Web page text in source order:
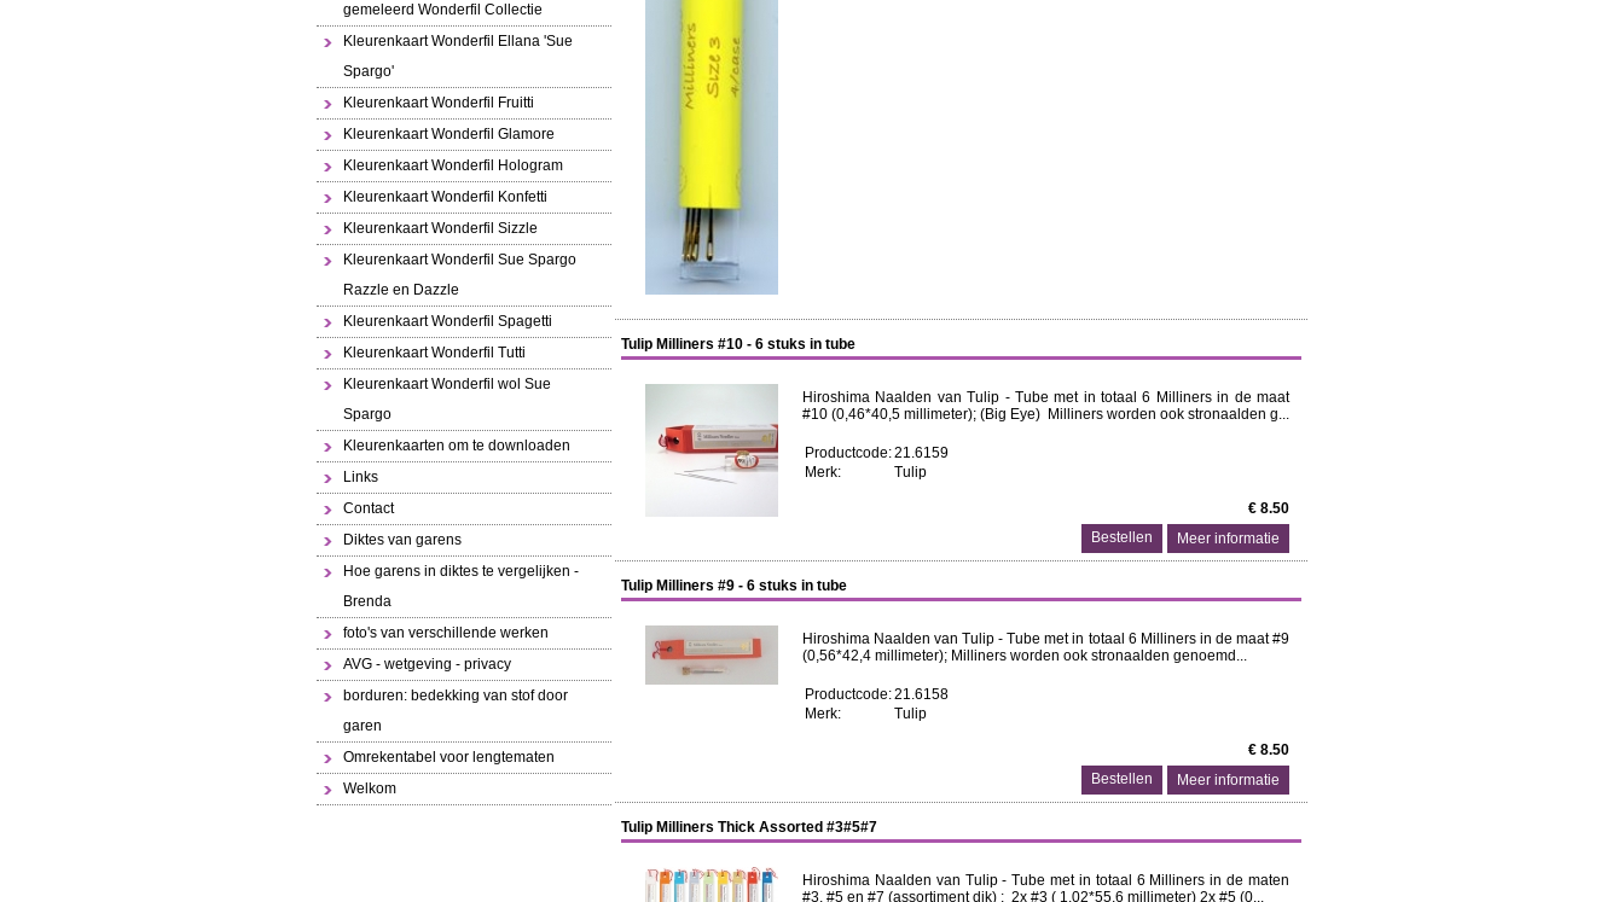
gemeleerd Wonderfil Collectie
Kleurenkaart Wonderfil Ellana 'Sue
Spargo'
Kleurenkaart Wonderfil Fruitti
Kleurenkaart Wonderfil Glamore
Kleurenkaart Wonderfil Hologram
Kleurenkaart Wonderfil Konfetti
Kleurenkaart Wonderfil Sizzle
Kleurenkaart Wonderfil Sue Spargo
Razzle en Dazzle
Kleurenkaart Wonderfil Spagetti
Kleurenkaart Wonderfil Tutti
Kleurenkaart Wonderfil wol Sue
Spargo
Kleurenkaarten om te downloaden
Links
Contact
Diktes van garens
Hoe garens in diktes te vergelijken -
Brenda
foto's van verschillende werken
AVG - wetgeving - privacy
borduren: bedekking van stof door
garen
Omrekentabel voor lengtematen
Welkom
Tulip Milliners #10 - 6 stuks in tube
Hiroshima Naalden van Tulip - Tube met in totaal 6 Milliners in de maat
#10 (0,46*40,5 millimeter); (Big Eye) Milliners worden ook stronaalden g...
Productcode:21.6159
Merk:
Tulip
€ 8.50
Meer informatie
Tulip Milliners #9 - 6 stuks in tube
Hiroshima Naalden van Tulip - Tube met in totaal 6 Milliners in de maat #9
(0,56*42,4 millimeter); Milliners worden ook stronaalden genoemd...
Productcode:21.6158
Merk:
Tulip
€ 8.50
Meer informatie
Tulip Milliners Thick Assorted #3#5#7
Hiroshima Naalden van Tulip - Tube met in totaal 6 Milliners in de maten
#3, #5 en #7 (assortiment dik) ; 2x #3 ( 1,02*55,6 millimeter) 2x #5 (0...